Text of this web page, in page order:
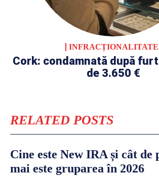
INFRACȚIONALITATE
Cork: condamnată după
de 3.650 €
RELATED POSTS
Cine este New IRA și cât de
mai este gruparea în 2026